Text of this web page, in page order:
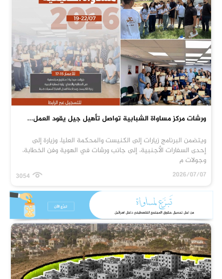
ورشات مركز مساواة الشبابية تواصل تأهيل جيل يقود العمل...
ويتضمن البرنامج زيارات إلى الكنيست والمحكمة العليا، وزيارة إلى
إحدى السفارات الأجنبية، إلى جانب ورشات في الهوية وفن الخطابة،
وجولات م
2026/07/07